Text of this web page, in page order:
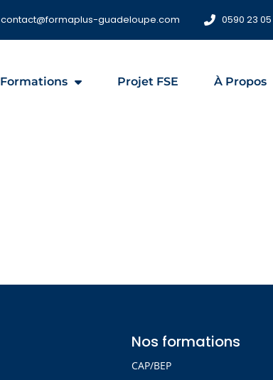
contact@formaplus-guadeloupe.com 0590 23 05
Formations Projet FSE À Propos
Nos formations
CAP/BEP